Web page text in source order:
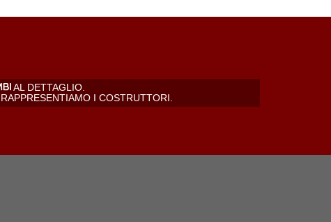
AL DETTAGLIO.
I COSTRUTTORI.